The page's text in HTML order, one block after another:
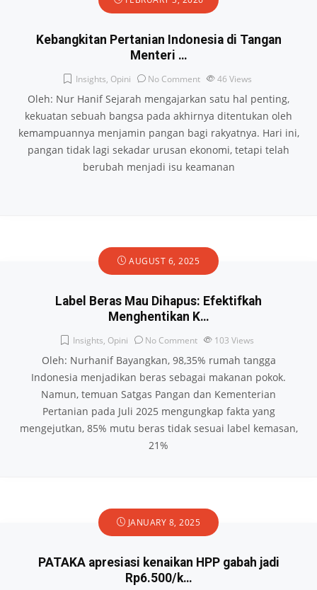
Kebangkitan Pertanian Indonesia di Tangan
Menteri …
Insights, Opini No Comment 46 Views
Oleh: Nur Hanif Sejarah mengajarkan satu hal penting,
kekuatan sebuah bangsa pada akhirnya ditentukan oleh
kemampuannya menjamin pangan bagi rakyatnya. Hari ini,
pangan tidak lagi sekadar urusan ekonomi, tetapi telah
berubah menjadi isu keamanan
AUGUST 6, 2025
Label Beras Mau Dihapus: Efektifkah
Menghentikan K…
Insights, Opini No Comment 103 Views
Oleh: Nurhanif Bayangkan, 98,35% rumah tangga
Indonesia menjadikan beras sebagai makanan pokok.
Namun, temuan Satgas Pangan dan Kementerian
Pertanian pada Juli 2025 mengungkap fakta yang
mengejutkan, 85% mutu beras tidak sesuai label kemasan,
21%
JANUARY 8, 2025
PATAKA apresiasi kenaikan HPP gabah jadi
Rp6.500/k…